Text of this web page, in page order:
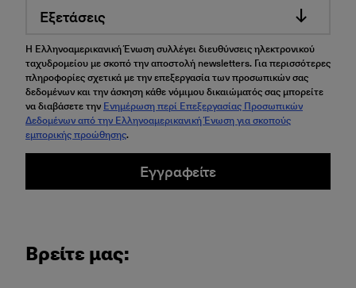
Εξετάσεις
Η Ελληνοαμερικανική Ένωση συλλέγει διευθύνσεις ηλεκτρονικού
ταχυδρομείου με σκοπό την αποστολή newsletters. Για περισσότερες
πληροφορίες σχετικά με την επεξεργασία των προσωπικών σας
δεδομένων και την άσκηση κάθε νόμιμου δικαιώματός σας μπορείτε
να διαβάσετε την Ενημέρωση περί Επεξεργασίας Προσωπικών
Δεδομένων από την Ελληνοαμερικανική Ένωση για σκοπούς
εμπορικής προώθησης.
Εγγραφείτε
Βρείτε μας: